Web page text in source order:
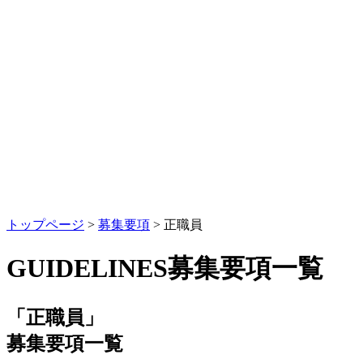
トップページ > 募集要項 > 正職員
GUIDELINES募集要項一覧
「正職員」
募集要項一覧